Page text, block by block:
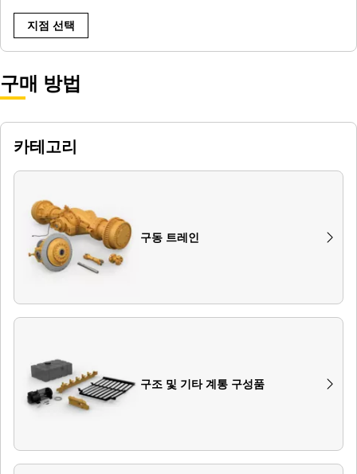
지점 선택
구매 방법
카테고리
구동 트레인
구조 및 기타 계통 구성품